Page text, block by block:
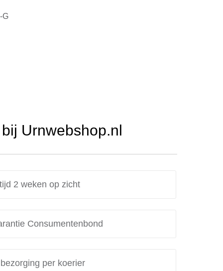
G
Urnwebshop.nl
2 weken op zicht
Consumentenbond
per koerier